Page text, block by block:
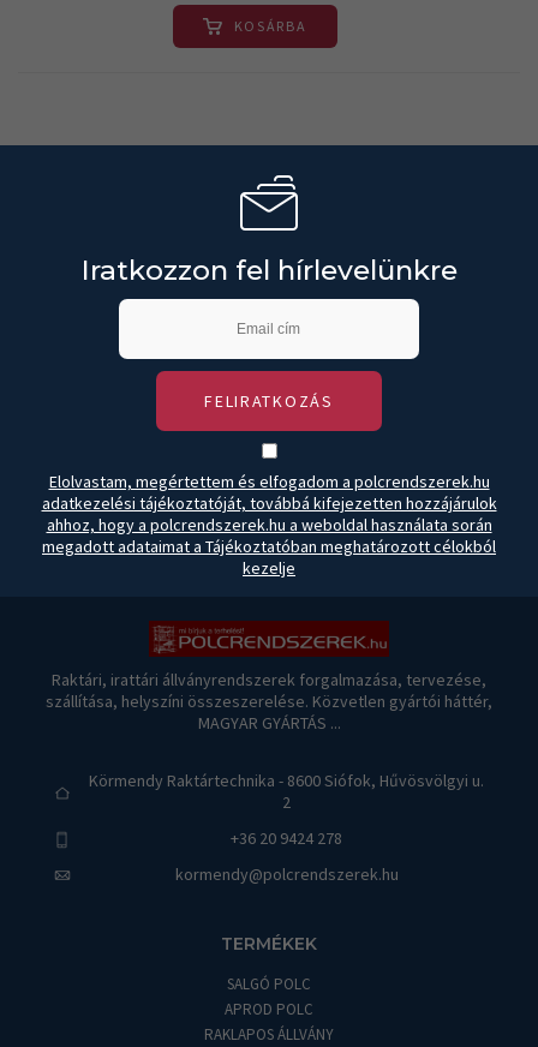
KOSÁRBA
Iratkozzon fel hírlevelünkre
FELIRATKOZÁS
Elolvastam, megértettem és elfogadom a polcrendszerek.hu
adatkezelési tájékoztatóját, továbbá kifejezetten hozzájárulok
ahhoz, hogy a polcrendszerek.hu a weboldal használata során
megadott adataimat a Tájékoztatóban meghatározott célokból
kezelje
Raktári, irattári állványrendszerek forgalmazása, tervezése,
szállítása, helyszíni összeszerelése. Közvetlen gyártói háttér,
MAGYAR GYÁRTÁS ...
Körmendy Raktártechnika - 8600 Siófok, Hűvösvölgyi u.
2
+36 20 9424 278
kormendy@polcrendszerek.hu
TERMÉKEK
SALGÓ POLC
APROD POLC
RAKLAPOS ÁLLVÁNY